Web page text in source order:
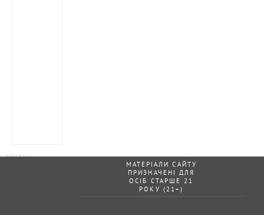
МАТЕРІАЛИ САЙТУ
ПРИЗНАЧЕНІ ДЛЯ
ОСІБ СТАРШЕ 21
РОКУ (21+)